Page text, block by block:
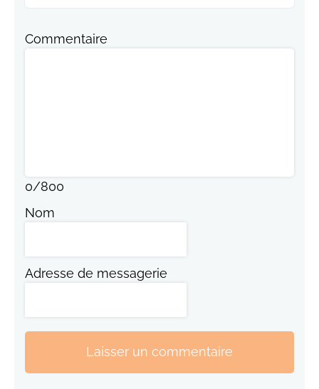
Commentaire
0/800
Nom
Adresse de messagerie
Laisser un commentaire